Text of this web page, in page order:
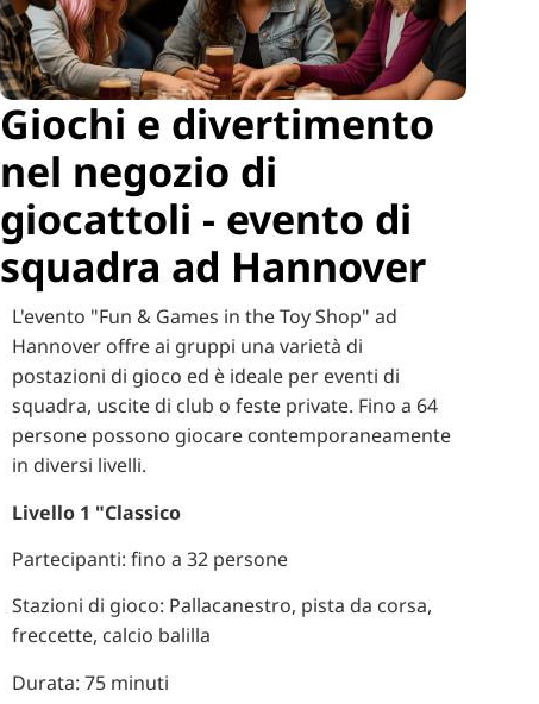
Giochi e divertimento
nel negozio di
giocattoli - evento di
squadra ad Hannover
L'evento "Fun & Games in the Toy Shop" ad
Hannover offre ai gruppi una varietà di
postazioni di gioco ed è ideale per eventi di
squadra, uscite di club o feste private. Fino a 64
persone possono giocare contemporaneamente
in diversi livelli.
Livello 1 "Classico
Partecipanti: fino a 32 persone
Stazioni di gioco: Pallacanestro, pista da corsa,
freccette, calcio balilla
Durata: 75 minuti